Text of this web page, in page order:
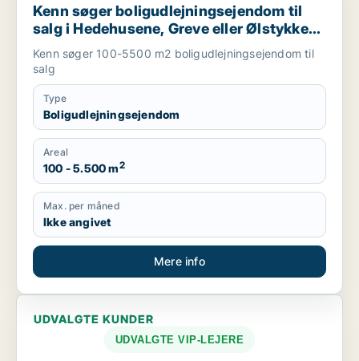
Kenn søger boligudlejningsejendom til
salg i Hedehusene, Greve eller Ølstykke
m.fl.
Kenn søger 100-5500 m2 boligudlejningsejendom til
salg
Type
Boligudlejningsejendom
Areal
100 - 5.500 m2
Max. per måned
Ikke angivet
Mere info
UDVALGTE KUNDER
UDVALGTE VIP-LEJERE